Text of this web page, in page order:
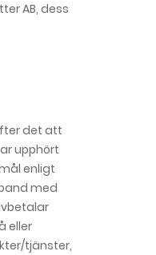
AB, dess
det att
upphört
enligt
med
eller
tjänster,